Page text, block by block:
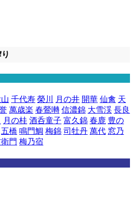
千代寿 榮川 月の井 開華 仙禽 天
萬歳楽 春鶯囀 信濃錦 大雪渓 長良
月の桂 酒呑童子 富久錦 春鹿 豊の
五橋 鳴門鯛 梅錦 司牡丹 萬代 窓乃
門 梅乃宿